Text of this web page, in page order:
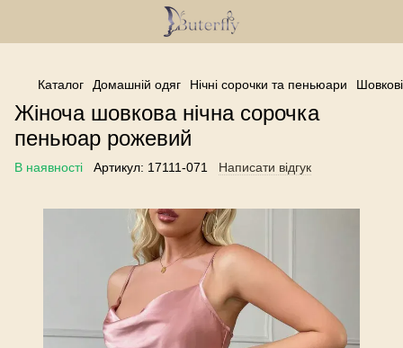
------------------------------------------------
Каталог Домашній одяг Нічні сорочки та пеньюари
Жіноча шовкова нічна сорочка
пеньюар рожевий
В наявності Артикул: 17111-071 Написати відгук